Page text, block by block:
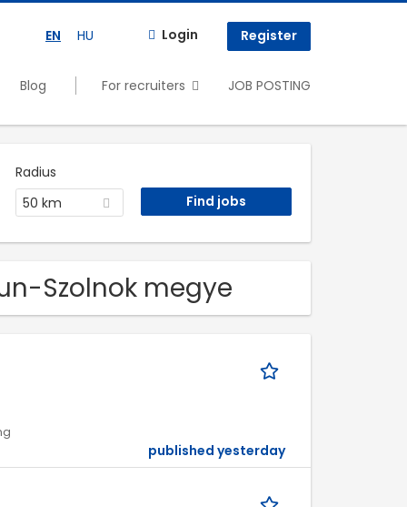
EN HU Login Register
Blog For recruiters JOB POSTING
Radius
50 km
Szolnok megye
published yesterday